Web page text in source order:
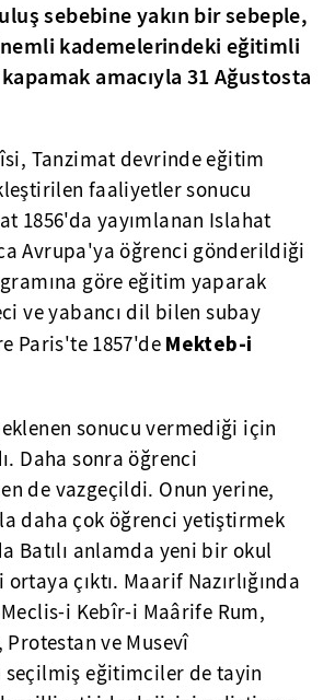
sebebine yakın bir sebeple,
kademelerindeki eğitimli
kapamak amacıyla 31 Ağustosta
Tanzimat devrinde eğitim
faaliyetler sonucu
1856'da yayımlanan Islahat
Avrupa'ya öğrenci gönderildiği
göre eğitim yaparak
ve yabancı dil bilen subay
Paris'te 1857'de Mekteb-i
sonucu vermediği için
Daha sonra öğrenci
de vazgeçildi. Onun yerine,
daha çok öğrenci yetiştirmek
Batılı anlamda yeni bir okul
çıktı. Maarif Nazırlığında
i Kebîr-i Maârife Rum,
ve Musevî
eğitimciler de tayin